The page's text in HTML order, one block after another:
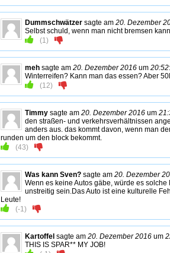
Dummschwätzer sagte am 20. Dezember
Selbst schuld, wenn man nicht bremsen kann.
(1 )
meh sagte am 20. Dezember 2016 um 20:52:
Winterreifen? Kann man das essen? Aber
(12)
Timmy sagte am 20. Dezember 2016 um
den straßen- und verkehrsverhältnissen
anders aus. das kommt davon, wenn man
runden um den block bekommt.
(43)
Was kann Sven? sagte am 20. Dezember
Wenn es keine Autos gäbe, würde es
unstreitig sein.Das Auto ist eine kulturelle
Leute!
(-1 )
Kartoffel sagte am 20. Dezember 2016 um
THIS IS SPAR** MY JOB!